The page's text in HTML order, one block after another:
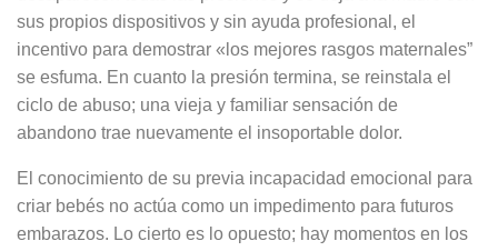
sus propios dispositivos y sin ayuda profesional, el
incentivo para demostrar «los mejores rasgos maternales”
se esfuma. En cuanto la presión termina, se reinstala el
ciclo de abuso; una vieja y familiar sensación de
abandono trae nuevamente el insoportable dolor.
El conocimiento de su previa incapacidad emocional para
criar bebés no actúa como un impedimento para futuros
embarazos. Lo cierto es lo opuesto; hay momentos en los